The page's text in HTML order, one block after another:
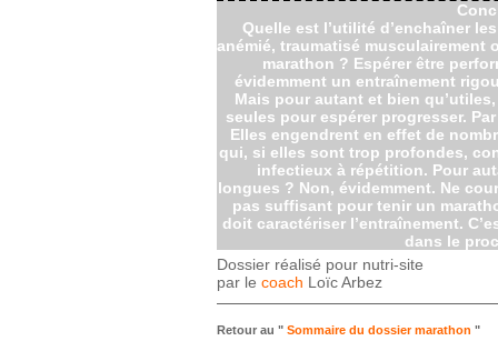
Quelle est l’utilité d’enchaîner
anémié, traumatisé musculairement
marathon ? Espérer être
évidemment un entraînement
Mais pour autant et bien
seules pour espérer progresser.
Elles engendrent en effet de
qui, si elles sont trop profondes,
infectieux à répétition. Pour
longues ? Non, évidemment. Ne
pas suffisant pour tenir un
doit caractériser l’entraînement.
dans le
Dossier réalisé pour nutri-site
par le coach Loïc Arbez
Retour au " Sommaire du dossier marathon "